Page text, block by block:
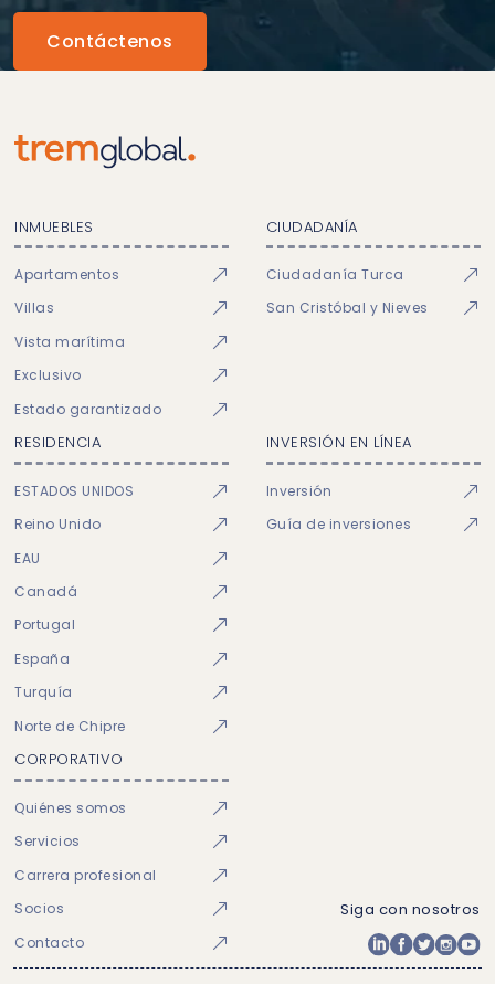
Contáctenos
INMUEBLES
Apartamentos
Villas
Vista marítima
Exclusivo
Estado garantizado
CIUDADANÍA
Ciudadanía Turca
San Cristóbal y Nieves
RESIDENCIA
ESTADOS UNIDOS
Reino Unido
EAU
Canadá
Portugal
España
Turquía
Norte de Chipre
INVERSIÓN EN LÍNEA
Inversión
Guía de inversiones
CORPORATIVO
Quiénes somos
Servicios
Carrera profesional
Socios
Contacto
Siga con nosotros